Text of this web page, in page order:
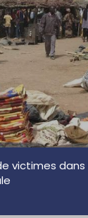
victimes dans